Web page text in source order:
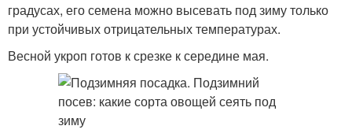
градусах, его семена можно высевать под зиму только
при устойчивых отрицательных температурах.
Весной укроп готов к срезке к середине мая.